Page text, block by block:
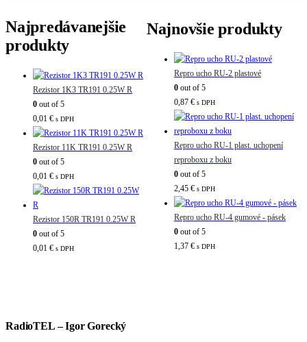
Najpredávanejšie
produkty
Rezistor 1K3 TR191 0.25W R
0 out of 5
0,01 € s DPH
Rezistor 11K TR191 0.25W R
0 out of 5
0,01 € s DPH
Rezistor 150R TR191 0.25W R
0 out of 5
0,01 € s DPH
Najnovšie produkty
Repro ucho RU-2 plastové
0out of 5
0,87 € s DPH
Repro ucho RU-1 plast. uchopení
reproboxu z boku
0out of 5
2,45 € s DPH
Repro ucho RU-4 gumové - pásek
0out of 5
1,37 € s DPH
RadioTEL – Igor Gorecký